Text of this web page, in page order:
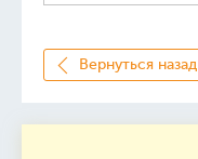
Вернуться назад